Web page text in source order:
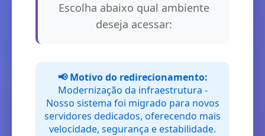
Escolha abaixo qual ambiente
deseja acessar:
📢 Motivo do redirecionamento:
Modernização da infraestrutura -
Nosso sistema foi migrado para novos
servidores dedicados, oferecendo mais
velocidade, segurança e estabilidade.